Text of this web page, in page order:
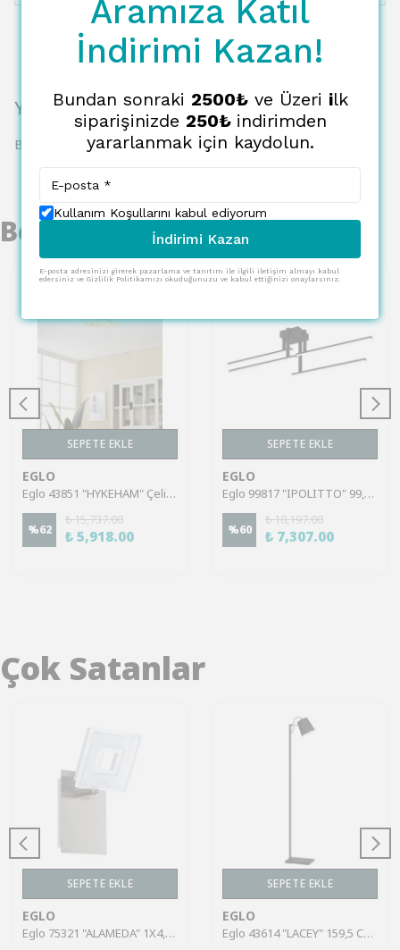
Yorumlar
Bu ürün için henüz yorum yapılmamış.
Benzer Ürünler
SEPETE EKLE
EGLO
Eglo 43851 "HYKEHAM" Çelik Siyah Tavan Armatürü
%62
₺ 15,737.00
₺ 5,918.00
SEPETE EKLE
EGLO
Eglo 99817 "IPOLITTO" 99,5 Cm Uzunluğunda Alüminyum, Çelik Siyah Tavan Armatürü
%60
₺ 18,197.00
₺ 7,307.00
Çok Satanlar
SEPETE EKLE
EGLO
Eglo 75321 "ALAMEDA" 1X4,5W Çelik Nikel Mat Sıva Üstü Spot
SEPETE EKLE
EGLO
Eglo 43614 "LACEY" 159,5 Cm Yüksekliğinde Çelik, Ahşap Köşe Lambası Lambader
Aramıza Katıl
İndirimi Kazan!
Bundan sonraki 2500₺ve Üzeri ilk
siparişinizde 250₺ indirimden
yararlanmak için kaydolun.
Kullanım Koşullarını kabul ediyorum
İndirimi Kazan
E-posta adresinizi girerek pazarlama ve tanıtım ile ilgili iletişim almayı kabul
edersiniz ve Gizlilik Politikamızı okuduğunuzu ve kabul ettiğinizi onaylarsınız.